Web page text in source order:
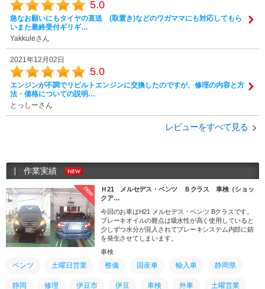
5.0
急なお願いにもタイヤの直送 (取置き)などのワガママにも対応してもら
いまた最終受付ギリギ…
Yakkuleさん
2021年12月02日
5.0
エンジンが不調でリビルトエンジンに交換したのですが、修理の内容と方
法・価格についての説明…
とっしーさん
レビューをすべて見る
作業実績
new
Ｈ21 メルセデス・ベンツ Ｂクラス 車検（ショッ
クア…
今回のお車はH21 メルセデス・ベンツ Bクラスです。
ブレーキオイルの難点は吸水性が高く使用していると
少しずつ水分が混入されてブレーキシステム内部に錆
を発生させてしまいます。
車検
ベンツ 土曜日営業 整備 国産車 輸入車 静岡県
静岡 修理 伊豆市 伊豆 車検 外車 土曜営業